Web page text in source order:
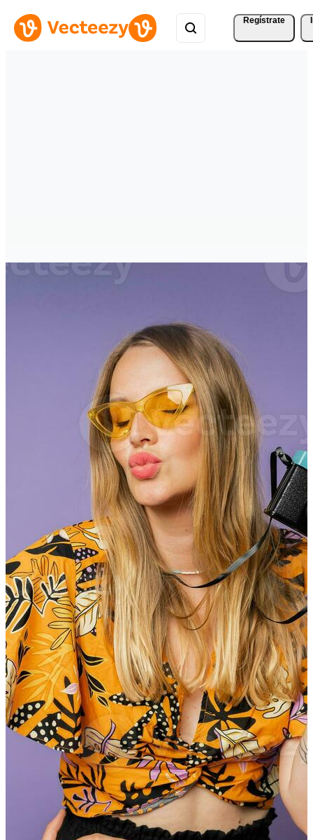
Regístrate